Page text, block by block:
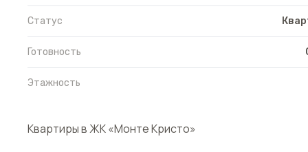
Статус
Готовность
Этажность
Квартиры вЖК «Монте Кристо»